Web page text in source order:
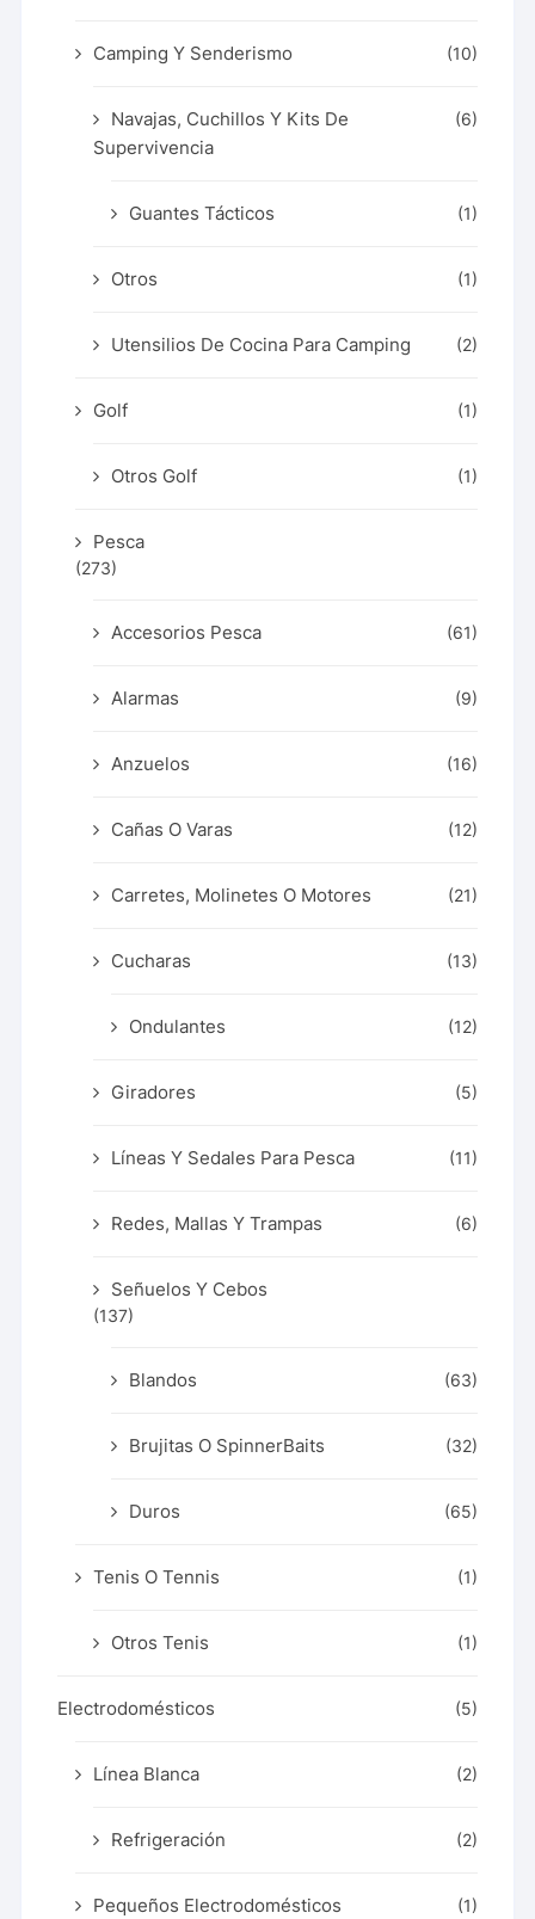
Camping Y Senderismo (10)
Navajas, Cuchillos Y Kits De
Supervivencia
(6)
Guantes Tácticos (1)
Otros (1)
Utensilios De Cocina Para Camping (2)
Golf (1)
Otros Golf (1)
Pesca
(273)
Accesorios Pesca (61)
Alarmas (9)
Anzuelos (16)
Cañas O Varas (12)
Carretes, Molinetes O Motores (21)
Cucharas (13)
Ondulantes (12)
Giradores (5)
Líneas Y Sedales Para Pesca (11)
Redes, Mallas Y Trampas (6)
Señuelos Y Cebos
(137)
Blandos (63)
Brujitas O SpinnerBaits (32)
Duros (65)
Tenis O Tennis (1)
Otros Tenis (1)
Electrodomésticos (5)
Línea Blanca (2)
Refrigeración (2)
Pequeños Electrodomésticos (1)